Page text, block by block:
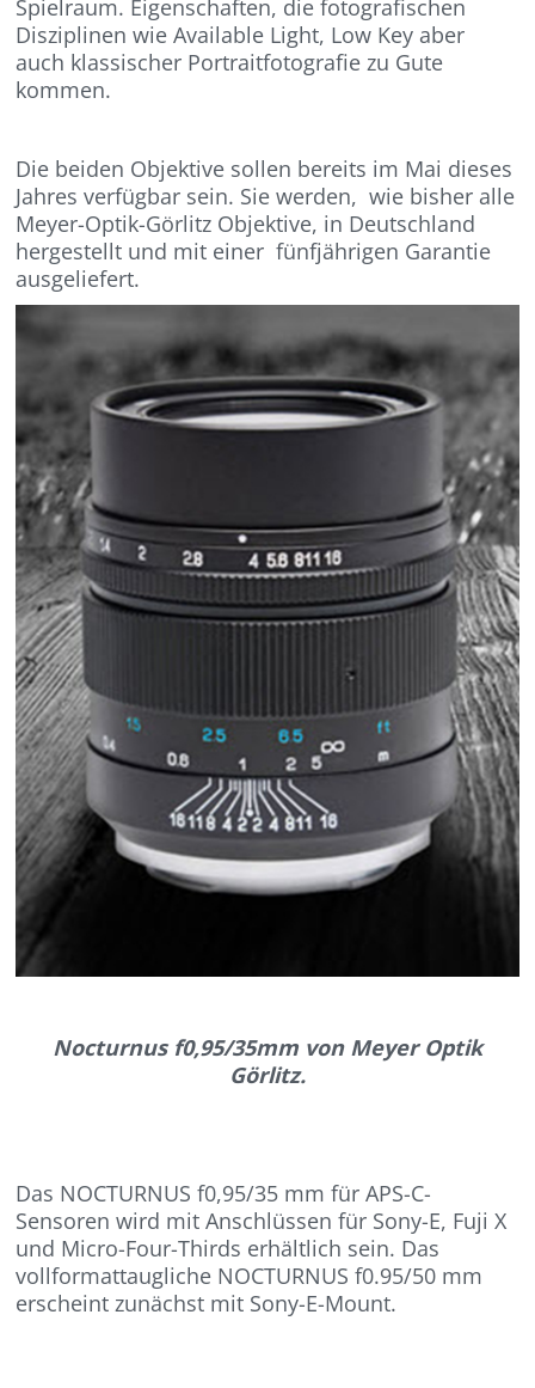
Spielraum. Eigenschaften, die fotografischen
Disziplinen wie Available Light, Low Key aber
auch klassischer Portraitfotografie zu Gute
kommen.
Die beiden Objektive sollen bereits im Mai dieses
Jahres verfügbar sein. Sie werden, wie bisher alle
Meyer-Optik-Görlitz Objektive, in Deutschland
hergestellt und mit einer fünfjährigen Garantie
ausgeliefert.
Nocturnus f0,95/35mm von Meyer Optik
Görlitz.
Das NOCTURNUS f0,95/35 mm für APS-C-
Sensoren wird mit Anschlüssen für Sony-E, Fuji X
und Micro-Four-Thirds erhältlich sein. Das
vollformattaugliche NOCTURNUS f0.95/50 mm
erscheint zunächst mit Sony-E-Mount.